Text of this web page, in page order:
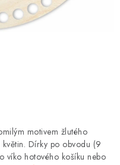
motivem žlutého
Dírky po obvodu (9
víko hotového košíku nebo